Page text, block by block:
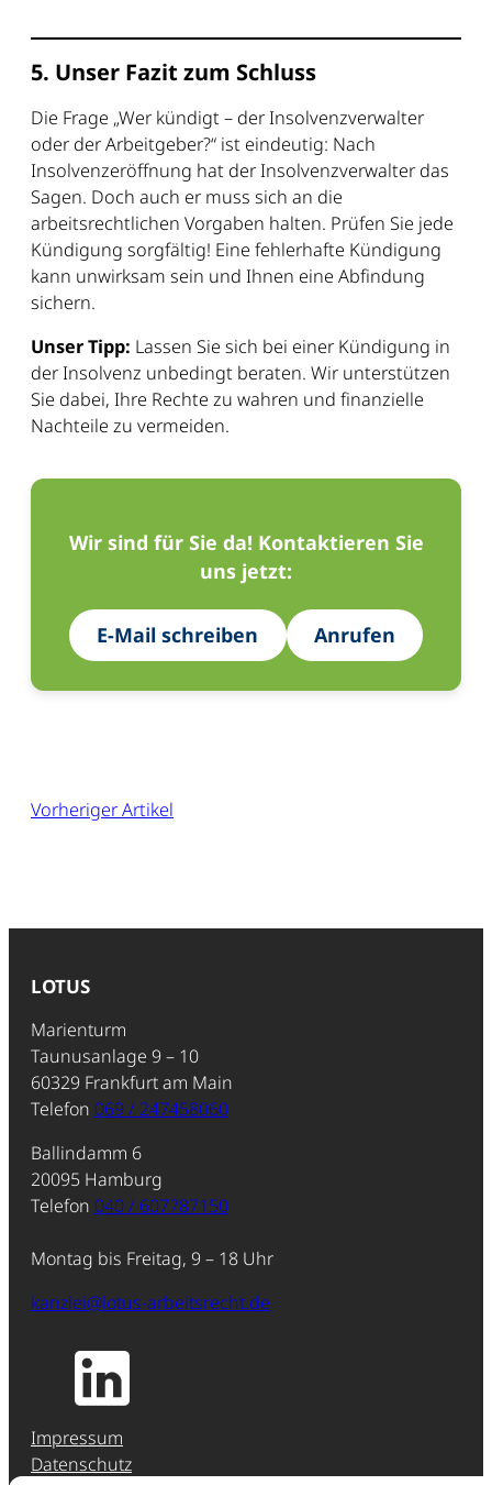
5. Unser Fazit zum Schluss
Die Frage „Wer kündigt – der Insolvenzverwalter
oder der Arbeitgeber?“ ist eindeutig: Nach
Insolvenzeröffnung hat der Insolvenzverwalter das
Sagen. Doch auch er muss sich an die
arbeitsrechtlichen Vorgaben halten. Prüfen Sie jede
Kündigung sorgfältig! Eine fehlerhafte Kündigung
kann unwirksam sein und Ihnen eine Abfindung
sichern.
Unser Tipp: Lassen Sie sich bei einer Kündigung in
der Insolvenz unbedingt beraten. Wir unterstützen
Sie dabei, Ihre Rechte zu wahren und finanzielle
Nachteile zu vermeiden.
Wir sind für Sie da! Kontaktieren Sie
uns jetzt:
E-Mail schreiben Anrufen
Vorheriger Artikel
LOTUS
Marienturm
Taunusanlage 9 – 10
60329 Frankfurt am Main
Telefon 069 / 247458060
Ballindamm 6
20095 Hamburg
Telefon 040 / 607787150
Montag bis Freitag, 9 – 18 Uhr
kanzlei@lotus-arbeitsrecht.de
Impressum
Datenschutz